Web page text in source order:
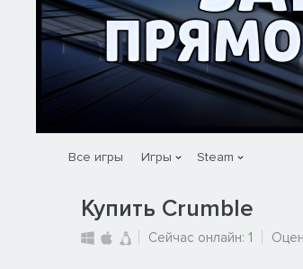
Все игры Игры Steam
Купить Crumble
Сейчас онлайн: 1